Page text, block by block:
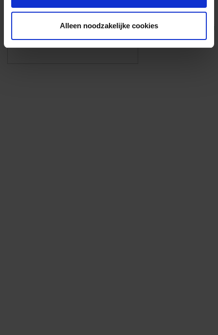
Alleen noodzakelijke cookies Eigen foto’s